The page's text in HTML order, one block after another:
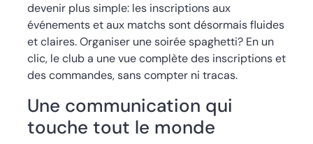
devenir plus simple: les inscriptions aux
événements et aux matchs sont désormais fluides
et claires. Organiser une soirée spaghetti? En un
clic, le club a une vue complète des inscriptions et
des commandes, sans compter ni tracas.
Une communication qui
touche tout le monde